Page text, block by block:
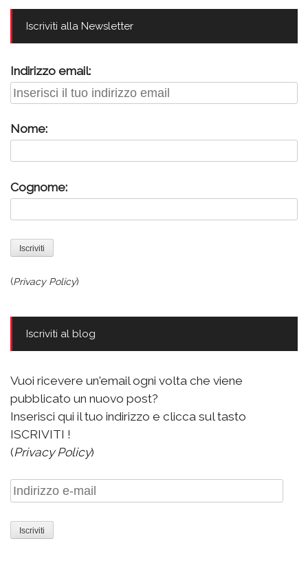
Iscriviti alla Newsletter
Indirizzo email:
Nome:
Cognome:
(Privacy Policy)
Iscriviti al blog
Vuoi ricevere un'email ogni volta che viene
pubblicato un nuovo post?
Inserisci qui il tuo indirizzo e clicca sul tasto
ISCRIVITI !
(Privacy Policy)
Indirizzo
e-
mail